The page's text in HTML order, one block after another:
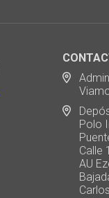
Polo
Puente
Calle
AU
Bajada
Carlos